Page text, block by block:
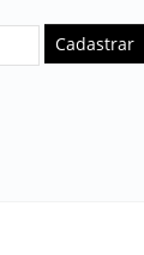
Cadastrar